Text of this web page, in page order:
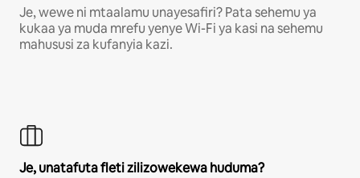
Je, wewe ni mtaalamu unayesafiri? Pata sehemu ya
kukaa ya muda mrefu yenye Wi-Fi ya kasi na sehemu
mahususi za kufanyia kazi.
Je, unatafuta fleti zilizowekewa huduma?